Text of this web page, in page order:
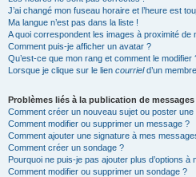
J’ai changé mon fuseau horaire et l’heure est
Ma langue n’est pas dans la liste !
A quoi correspondent les images à proximité de
Comment puis-je afficher un avatar ?
Qu’est-ce que mon rang et comment le modifier
Lorsque je clique sur le lien courrield’un
Problèmes liés à la publication de messages
Comment créer un nouveau sujet ou poster une
Comment modifier ou supprimer un message ?
Comment ajouter une signature à mes
Comment créer un sondage ?
Pourquoi ne puis-je pas ajouter plus d’options à
Comment modifier ou supprimer un sondage ?